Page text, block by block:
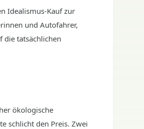
Idealismus-Kauf zur
und Autofahrer,
die tatsächlichen
ökologische
schlicht den Preis. Zwei